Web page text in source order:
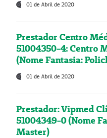
01 de Abril de 2020
Prestador Centro
51004350-4: Centro
(Nome Fantasia:
01 de Abril de 2020
Prestador: Vipmed
51004349-0 (Nome
Master)